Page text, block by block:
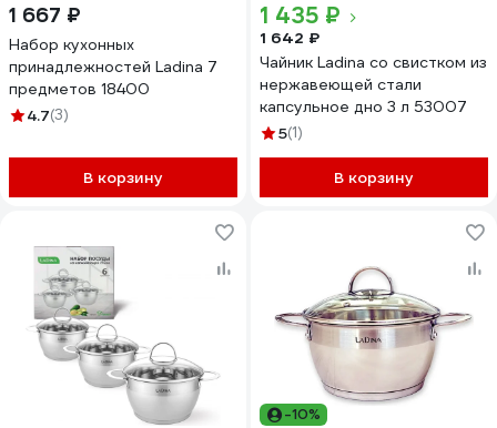
1 667 ₽
Набор кухонных
принадлежностей Ladina 7
предметов 18400
4.7(3)
В корзину
1 435 ₽
1 642 ₽
Чайник Ladina со свистком из
нержавеющей стали
капсульное дно 3 л 53007
5(1)
В корзину
-10%